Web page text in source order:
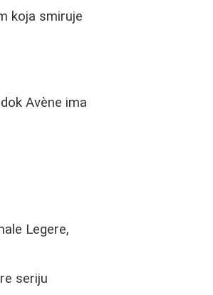
koja smiruje
Avène ima
Legere,
seriju